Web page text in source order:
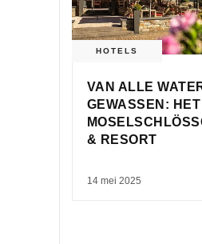
HOTELS
VAN ALLE
GEWASSEN: HET
& RESORT
14 mei 2025